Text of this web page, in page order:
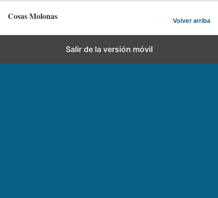
Cosas Molonas Volver arriba
Salir de la versión móvil